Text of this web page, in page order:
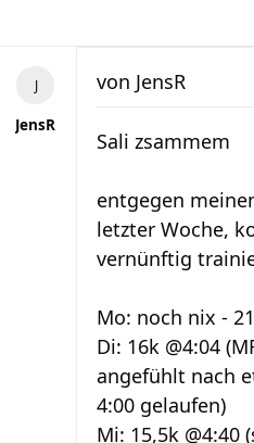
JensR
von JensR
Sali zsammem
entgegen
letzter Woche,
vernünftig
Mo: noch nix -
Di: 16k @4:04
angefühlt nach
4:00 gelaufen)
Mi: 15,5k @4:40